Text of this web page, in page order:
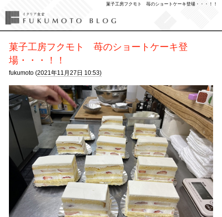
菓子工房フクモト 苺のショートケーキ登場・・・！！
菓子工房フクモト 苺のショートケーキ登
場・・・！！
fukumoto (2021年11月27日 10:53)